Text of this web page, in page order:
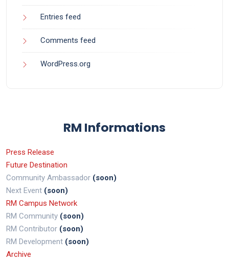
Entries feed
Comments feed
WordPress.org
RM Informations
Press Release
Future Destination
Community Ambassador (soon)
Next Event (soon)
RM Campus Network
RM Community (soon)
RM Contributor (soon)
RM Development (soon)
Archive